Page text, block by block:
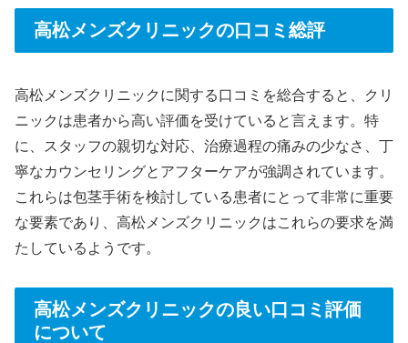
高松メンズクリニックの口コミ総評
高松メンズクリニックに関する口コミを総合すると、クリ
ニックは患者から高い評価を受けていると言えます。特
に、スタッフの親切な対応、治療過程の痛みの少なさ、丁
寧なカウンセリングとアフターケアが強調されています。
これらは包茎手術を検討している患者にとって非常に重要
な要素であり、高松メンズクリニックはこれらの要求を満
たしているようです。
高松メンズクリニックの良い口コミ評価
について